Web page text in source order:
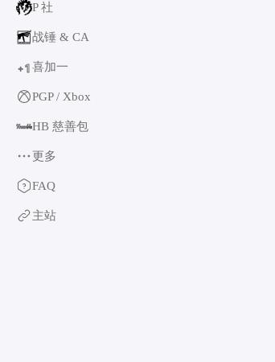
P 社
战锤 & CA
+1喜加一
PGP / Xbox
HB 慈善包
更多
FAQ
主站